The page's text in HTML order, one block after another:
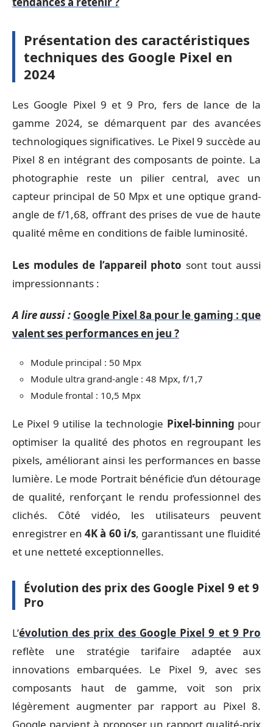
Présentation des caractéristiques
techniques des Google Pixel en
2024
Les Google Pixel 9 et 9 Pro, fers de lance de la
gamme 2024, se démarquent par des avancées
technologiques significatives. Le Pixel 9 succède au
Pixel 8 en intégrant des composants de pointe. La
photographie reste un pilier central, avec un
capteur principal de 50 Mpx et une optique grand-
angle de f/1,68, offrant des prises de vue de haute
qualité même en conditions de faible luminosité.
Les modules de l’appareil photo sont tout aussi
impressionnants :
A lire aussi : Google Pixel 8a pour le gaming : que
valent ses performances en jeu ?
Module principal : 50 Mpx
Module ultra grand-angle : 48 Mpx, f/1,7
Module frontal : 10,5 Mpx
Le Pixel 9 utilise la technologie Pixel-binning pour
optimiser la qualité des photos en regroupant les
pixels, améliorant ainsi les performances en basse
lumière. Le mode Portrait bénéficie d’un détourage
de qualité, renforçant le rendu professionnel des
clichés. Côté vidéo, les utilisateurs peuvent
enregistrer en4K à 60 i/s, garantissant une fluidité
et une netteté exceptionnelles.
Évolution des prix des Google Pixel 9 et 9
Pro
L’évolution des prix des Google Pixel 9 et 9 Pro
reflète une stratégie tarifaire adaptée aux
innovations embarquées. Le Pixel 9, avec ses
composants haut de gamme, voit son prix
légèrement augmenter par rapport au Pixel 8.
Google parvient à proposer un rapport qualité-prix